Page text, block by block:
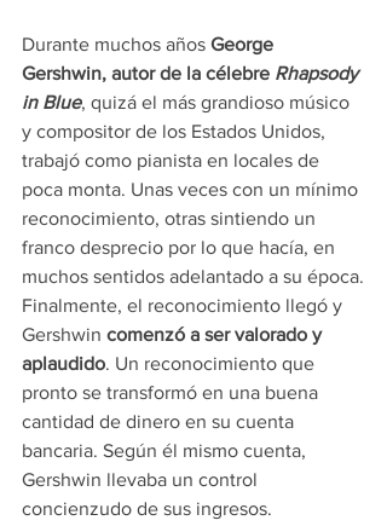
Durante muchos años George
Gershwin, autor de la célebre Rhapsody
in Blue, quizá el más grandioso músico
y compositor de los Estados Unidos,
trabajó como pianista en locales de
poca monta. Unas veces con un mínimo
reconocimiento, otras sintiendo un
franco desprecio por lo que hacía, en
muchos sentidos adelantado a su época.
Finalmente, el reconocimiento llegó y
Gershwin comenzó a ser valorado y
aplaudido. Un reconocimiento que
pronto se transformó en una buena
cantidad de dinero en su cuenta
bancaria. Según él mismo cuenta,
Gershwin llevaba un control
concienzudo de sus ingresos.